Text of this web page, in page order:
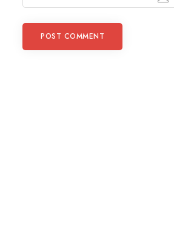
POST COMMENT